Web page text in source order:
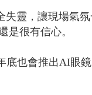
靈，讓現場氣
是很有信心。
也會推出AI眼